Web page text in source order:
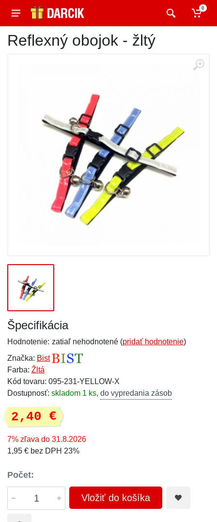
0
Reflexný obojok - žltý
Špecifikácia
Hodnotenie: zatiaľ nehodnotené (pridať hodnotenie)
Značka: Bist
Farba: Žltá
Kód tovaru: 095-231-YELLOW-X
Dostupnosť: skladom 1 ks, do vypredania zásob
2,40 €
7% zľava do 31.8.2026
1,95 € bez DPH 23%
Počet:
Vložiť do košíka